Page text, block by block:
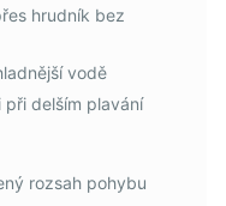
hrudník bez
vodě
delším plavání
rozsah pohybu